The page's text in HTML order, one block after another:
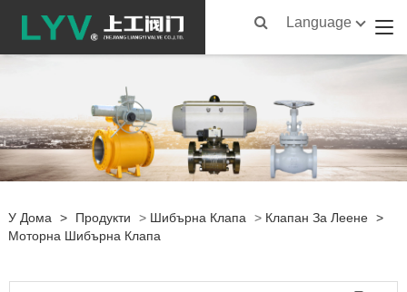
Language
У Дома > Продукти > Шибърна Клапа > Клапан За Леене >
Моторна Шибърна Клапа